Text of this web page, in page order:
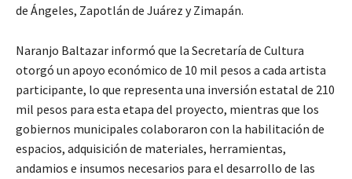
de Ángeles, Zapotlán de Juárez y Zimapán.
Naranjo Baltazar informó que la Secretaría de Cultura
otorgó un apoyo económico de 10 mil pesos a cada artista
participante, lo que representa una inversión estatal de 210
mil pesos para esta etapa del proyecto, mientras que los
gobiernos municipales colaboraron con la habilitación de
espacios, adquisición de materiales, herramientas,
andamios e insumos necesarios para el desarrollo de las